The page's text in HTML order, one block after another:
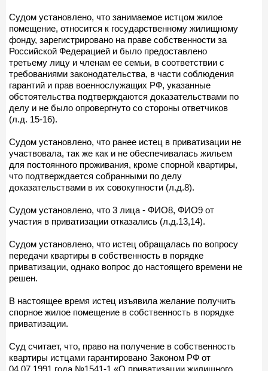
Судом установлено, что занимаемое истцом жилое
помещение, относится к государственному жилищному
фонду, зарегистрировано на праве собственности за
Российской Федерацией и было предоставлено
третьему лицу и членам ее семьи, в соответствии с
требованиями законодательства, в части соблюдения
гарантий и прав военнослужащих РФ, указанные
обстоятельства подтверждаются доказательствами по
делу и не было опровергнуто со стороны ответчиков
(л.д. 15-16).
Судом установлено, что ранее истец в приватизации не
участвовала, так же как и не обеспечивалась жильем
для постоянного проживания, кроме спорной квартиры,
что подтверждается собранными по делу
доказательствами в их совокупности (л.д.8).
Судом установлено, что 3 лица - ФИО8, ФИО9 от
участия в приватизации отказались (л.д.13,14).
Судом установлено, что истец обращалась по вопросу
передачи квартиры в собственность в порядке
приватизации, однако вопрос до настоящего времени не
решен.
В настоящее время истец изъявила желание получить
спорное жилое помещение в собственность в порядке
приватизации.
Суд считает, что, право на получение в собственность
квартиры истцами гарантировано Законом РФ от
04.07.1991 года №1541-1 «О приватизации жилищного